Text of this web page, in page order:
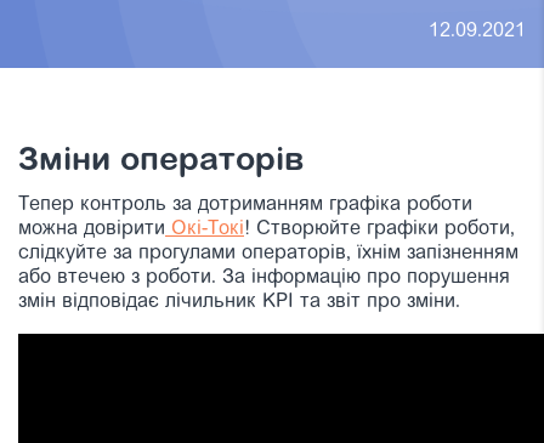
12.09.2021
Зміни операторів
Тепер контроль за дотриманням графіка роботи
можна довірити Окі-Токі! Створюйте графіки роботи,
слідкуйте за прогулами операторів, їхнім запізненням
або втечею з роботи. За інформацію про порушення
змін відповідає лічильник KPI та звіт про зміни.